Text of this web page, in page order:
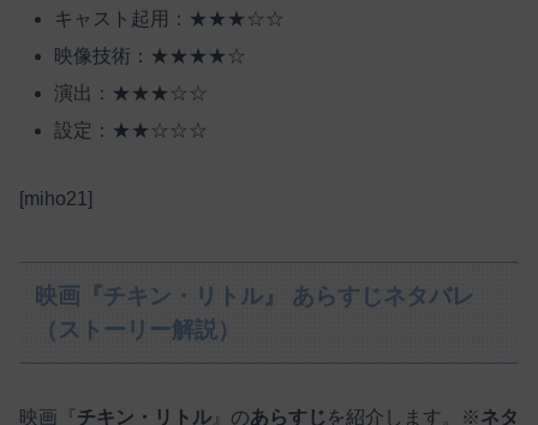
キャスト起用：★★★☆☆
映像技術：★★★★☆
演出：★★★☆☆
設定：★★☆☆☆
[miho21]
映画『チキン・リトル』 あらすじネタバレ
（ストーリー解説）
映画『チキン・リトル』のあらすじ を紹介します。※ネタ